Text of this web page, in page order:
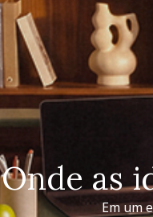
Onde as
Em um